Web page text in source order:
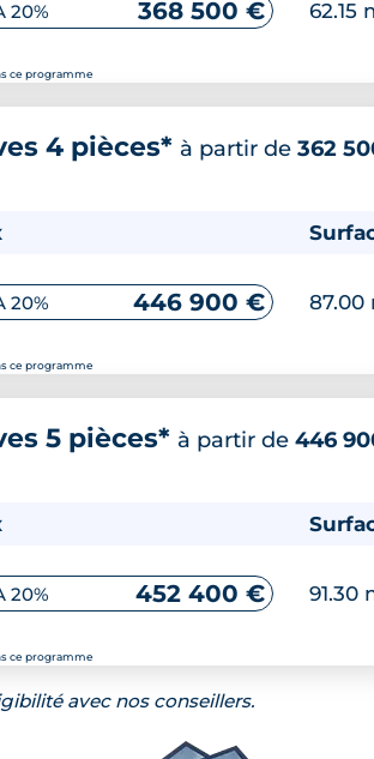
ce programme
20% 368 500 € 62.15
4 pièces* à partir de 362
ce programme
20% 446 900 € 87.00
5 pièces* à partir de 446
ce programme
20% 452 400 € 91.30
avec nos conseillers.